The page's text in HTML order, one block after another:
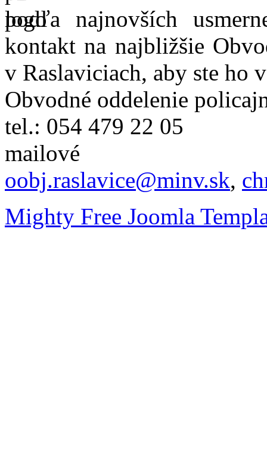
podľa najnovších
kontakt na najbližšie
v Raslaviciach, aby ste ho
Obvodné oddelenie
tel.: 054 479 22 05
oobj.raslavice@minv.sk,
Mighty Free Joomla